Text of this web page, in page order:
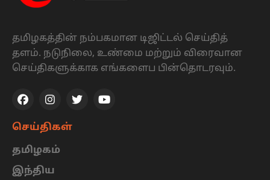
தமிழகத்தின் நம்பகமான டிஜிட்டல் செய்தித்
தளம். நடுநிலை, உண்மை மற்றும் விரைவான
செய்திகளுக்காக எங்களைப பின்தொடரவும்.
செய்திகள்
தமிழகம்
இந்திய